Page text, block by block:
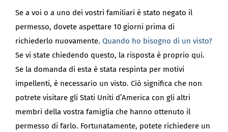
Se a voi o a uno dei vostri familiari è stato negato il
permesso, dovete aspettare 10 giorni prima di
richiederlo nuovamente. Quando ho bisogno di un visto?
Se vi state chiedendo questo, la risposta è proprio qui.
Se la domanda di esta è stata respinta per motivi
impellenti, è necessario un visto. Ciò significa che non
potrete visitare gli Stati Uniti d’America con gli altri
membri della vostra famiglia che hanno ottenuto il
permesso di farlo. Fortunatamente, potete richiedere un